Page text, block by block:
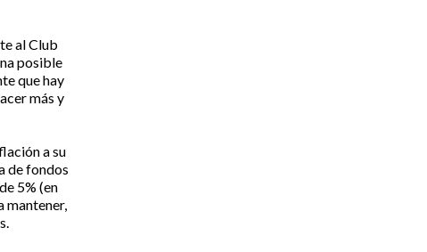
al Club
posible
que hay
más y
a su
de fondos
5% (en
mantener,